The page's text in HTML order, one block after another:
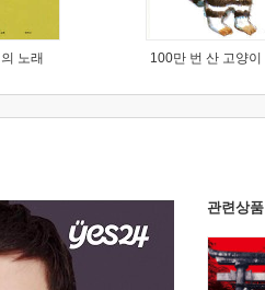
노래 100만 번 산 고양이
관련상품